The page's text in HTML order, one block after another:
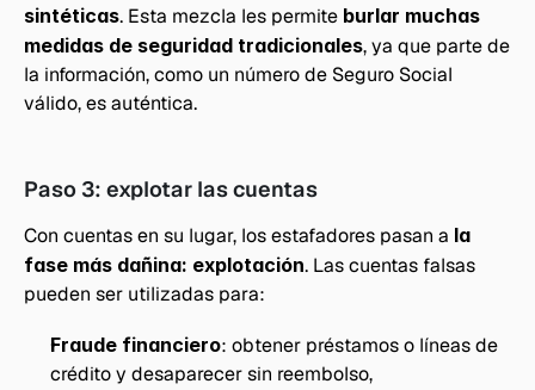
sintéticas. Esta mezcla les permite burlar muchas
medidas de seguridad tradicionales, ya que parte de
la información, como un número de Seguro Social
válido, es auténtica.
Paso 3: explotar las cuentas
Con cuentas en su lugar, los estafadores pasan a la
fase más dañina: explotación. Las cuentas falsas
pueden ser utilizadas para:
Fraude financiero: obtener préstamos o líneas de
crédito y desaparecer sin reembolso,